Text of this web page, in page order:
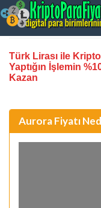
Türk Lirası ile
Yaptığın İşlemin
Kazan
Aurora Fiyatı